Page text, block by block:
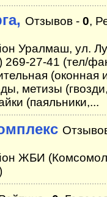
Отзывов - 0,
Уралмаш, ул.
269-27-41 (тел/
(оконная
метизы
(паяльники,...
ЖБИ